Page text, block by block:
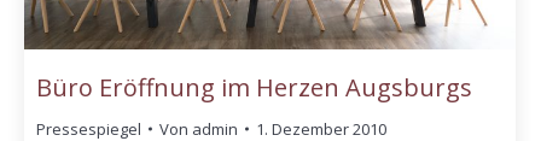
Büro Eröffnung im Herzen Augsburgs
Pressespiegel Von admin 1. Dezember 2010